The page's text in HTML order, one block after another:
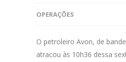
OPERAÇÕES
O petroleiro Avon, de
atracou às 10h36 dessa